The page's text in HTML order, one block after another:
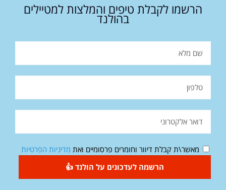
הרשמו לקבלת טיפים והמלצות למטיילים
בהולנד
מאשר\ת קבלת דיוור וחומרים פרסומיים ואת מדיניות הפרטיות
הרשמה לעדכונים על הולנד 👍